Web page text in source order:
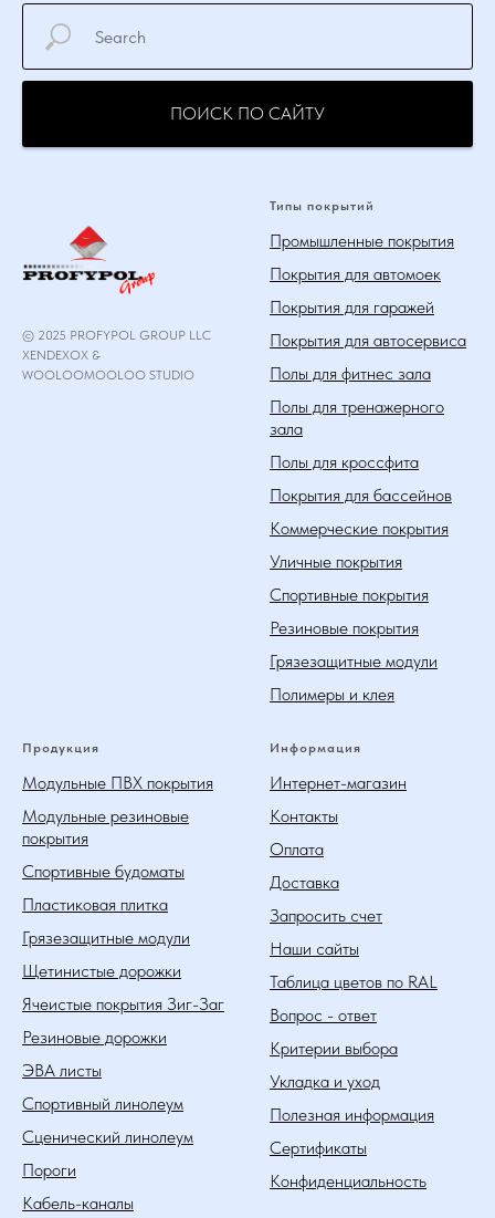
ПОИСК ПО САЙТУ
© 2025 PROFYPOL GROUP LLC
XENDEXOX &
WOOLOOMOOLOO STUDIO
Типы покрытий
Промышленные покрытия
Покрытия для автомоек
Покрытия для гаражей
Покрытия для автосервиса
Полы для фитнес зала
Полы для тренажерного
зала
Полы для кроссфита
Покрытия для бассейнов
Коммерческие покрытия
Уличные покрытия
Спортивные покрытия
Резиновые покрытия
Грязезащитные модули
Полимеры и клея
Продукция
Модульные ПВХ покрытия
Модульные резиновые
покрытия
Спортивные будоматы
Пластиковая плитка
Грязезащитные модули
Щетинистые дорожки
Ячеистые покрытия Зиг-Заг
Резиновые дорожки
ЭВА листы
Спортивный линолеум
Сценический линолеум
Пороги
Кабель-каналы
Информация
Интернет-магазин
Контакты
Оплата
Доставка
Запросить счет
Наши сайты
Таблица цветов по RAL
Вопрос - ответ
Критерии выбора
Укладка и уход
Полезная информация
Сертификаты
Конфиденциальность